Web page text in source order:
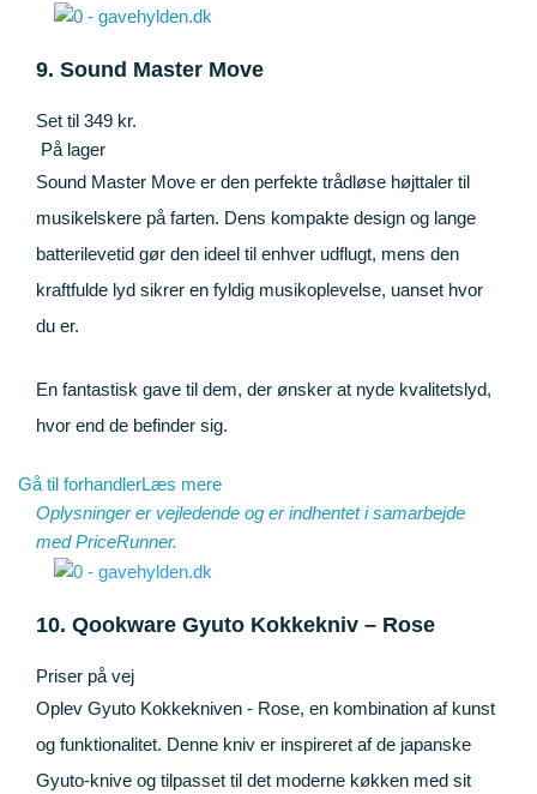
9. Sound Master Move
Set til 349 kr.
På lager
Sound Master Move er den perfekte trådløse højttaler til
musikelskere på farten. Dens kompakte design og lange
batterilevetid gør den ideel til enhver udflugt, mens den
kraftfulde lyd sikrer en fyldig musikoplevelse, uanset hvor
du er.
En fantastisk gave til dem, der ønsker at nyde kvalitetslyd,
hvor end de befinder sig.
Gå til forhandlerLæs mere
Oplysninger er vejledende og er indhentet i samarbejde
medPriceRunner.
10. Qookware Gyuto Kokkekniv – Rose
Priser på vej
Oplev Gyuto Kokkekniven - Rose, en kombination af kunst
og funktionalitet. Denne kniv er inspireret af de japanske
Gyuto-knive og tilpasset til det moderne køkken med sit